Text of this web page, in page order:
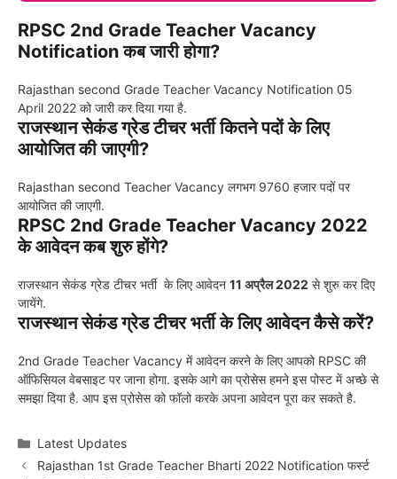
RPSC 2nd Grade Teacher Vacancy
Notification कब जारी होगा?
Rajasthan second Grade Teacher Vacancy Notification 05
April 2022 को जारी कर दिया गया है.
राजस्थान सेकंड ग्रेड टीचर भर्ती कितने पदों के लिए
आयोजित की जाएगी?
Rajasthan second Teacher Vacancy लगभग 9760 हजार पदों पर
आयोजित की जाएगी.
RPSC 2nd Grade Teacher Vacancy 2022
के आवेदन कब शुरु होंगे?
राजस्थान सेकंड ग्रेड टीचर भर्ती के लिए आवेदन 11 अप्रैल 2022 से शुरु कर दिए
जायेंगे.
राजस्थान सेकंड ग्रेड टीचर भर्ती के लिए आवेदन कैसे करें?
2nd Grade Teacher Vacancy में आवेदन करने के लिए आपको RPSC की
ऑफिसियल वेबसाइट पर जाना होगा. इसके आगे का प्रोसेस हमने इस पोस्ट में अच्छे से
समझा दिया है. आप इस प्रोसेस को फॉलो करके अपना आवेदन पूरा कर सकते है.
Categories
Latest Updates
Rajasthan 1st Grade Teacher Bharti 2022 Notification फर्स्ट